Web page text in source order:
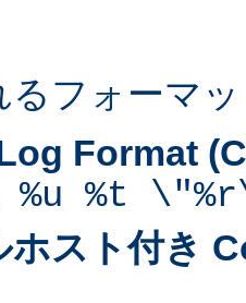
るフォーマ
Format
%u %t
ホスト付き